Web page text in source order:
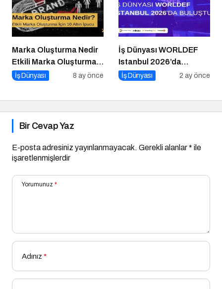
Marka Oluşturma Nedir
Etkili Marka Oluşturma
için 10 Altın İpucu
İş Dünyası 8 ay önce
İş Dünyası WORLDEF
Istanbul 2026’da
Buluştu
İş Dünyası 2 ay önce
Bir Cevap Yaz
E-posta adresiniz yayınlanmayacak. Gerekli alanlar* ile
işaretlenmişlerdir
Yorumunuz *
Adınız *